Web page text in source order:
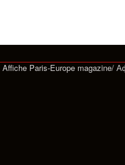
Affiche Paris-Europe magazine/